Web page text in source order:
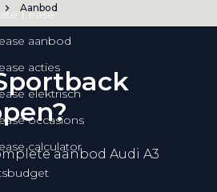
Lease
aanbod
acties
elektrisch
occasions
calculator
Aanbod
aanbod Audi A3